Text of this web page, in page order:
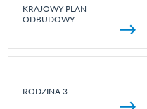
KRAJOWY PLAN
ODBUDOWY
RODZINA 3+